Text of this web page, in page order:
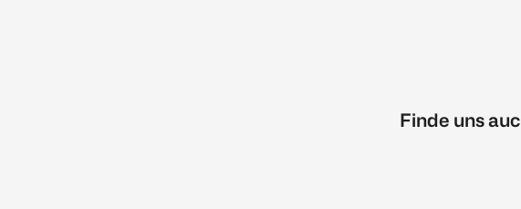
Finde uns